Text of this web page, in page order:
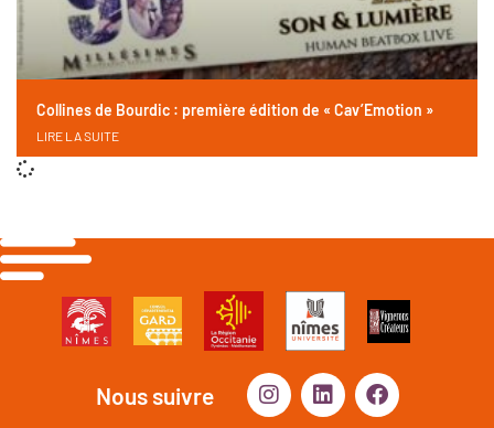
Collines de Bourdic : première édition de « Cav’Emotion »
LIRE LA SUITE
Nous suivre